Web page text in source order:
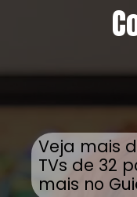
Veja mais
TVs de 32
mais no